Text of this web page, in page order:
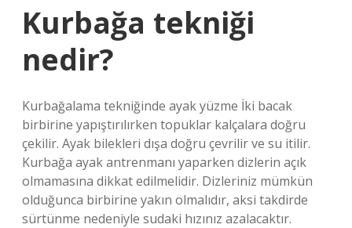
Kurbağa tekniği
nedir?
Kurbağalama tekniğinde ayak yüzme İki bacak
birbirine yapıştırılırken topuklar kalçalara doğru
çekilir. Ayak bilekleri dışa doğru çevrilir ve su itilir.
Kurbağa ayak antrenmanı yaparken dizlerin açık
olmamasına dikkat edilmelidir. Dizleriniz mümkün
olduğunca birbirine yakın olmalıdır, aksi takdirde
sürtünme nedeniyle sudaki hızınız azalacaktır.